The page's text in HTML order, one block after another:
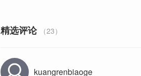
精选评论 （23）
kuangrenbiaoge